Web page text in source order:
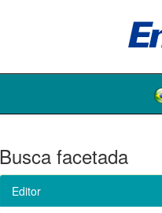
Busca facetada
Editor